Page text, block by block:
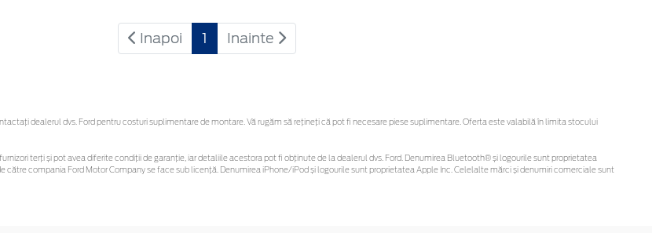
Inapoi 1 Inainte
dealerul dvs. Ford pentru costuri suplimentare de montare. Vă rugăm să rețineți că pot fi necesare piese suplimentare. Oferta este valabilă în limita stocului
terți și pot avea diferite condiții de garanție, iar detaliile acestora pot fi obținute de la dealerul dvs. Ford. Denumirea Bluetooth® și logourile sunt proprietatea
către compania Ford Motor Company se face sub licență. Denumirea iPhone/iPod și logourile sunt proprietatea Apple Inc. Celelalte mărci și denumiri comerciale sunt